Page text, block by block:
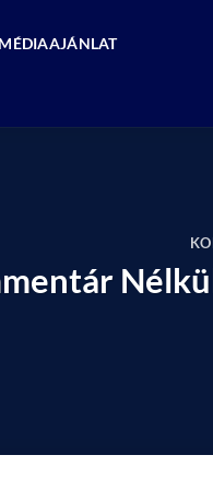
MÉDIAAJÁNLAT